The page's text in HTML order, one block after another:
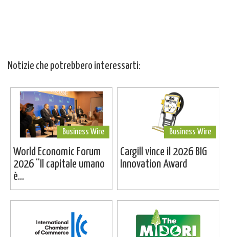
Notizie che potrebbero interessarti:
Business Wire
World Economic Forum
2026 “Il capitale umano
è...
Business Wire
Cargill vince il 2026 BIG
Innovation Award